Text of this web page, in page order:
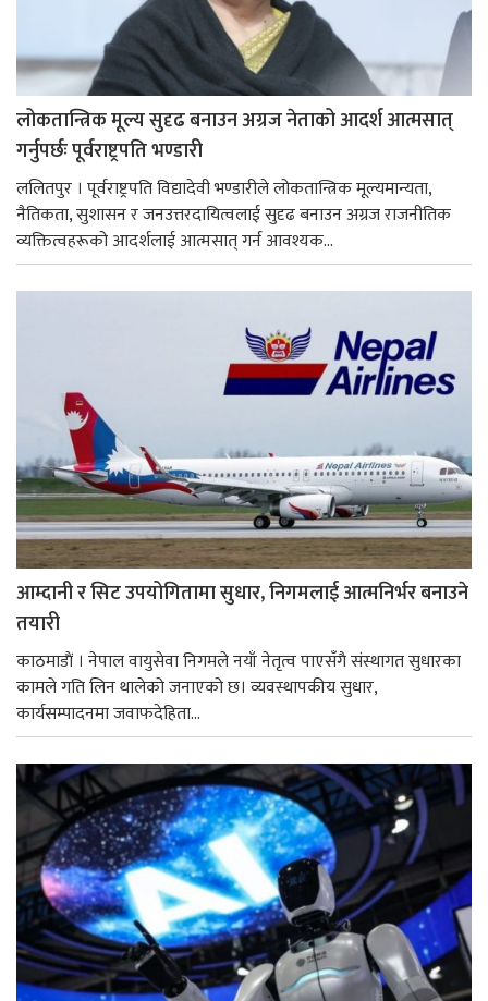
लोकतान्त्रिक मूल्य सुदृढ बनाउन अग्रज नेताको आदर्श आत्मसात्
गर्नुपर्छः पूर्वराष्ट्रपति भण्डारी
ललितपुर । पूर्वराष्ट्रपति विद्यादेवी भण्डारीले लोकतान्त्रिक मूल्यमान्यता,
नैतिकता, सुशासन र जनउत्तरदायित्वलाई सुदृढ बनाउन अग्रज राजनीतिक
व्यक्तित्वहरूको आदर्शलाई आत्मसात् गर्न आवश्यक...
आम्दानी र सिट उपयोगितामा सुधार, निगमलाई आत्मनिर्भर बनाउने
तयारी
काठमाडाैं । नेपाल वायुसेवा निगमले नयाँ नेतृत्व पाएसँगै संस्थागत सुधारका
कामले गति लिन थालेको जनाएको छ। व्यवस्थापकीय सुधार,
कार्यसम्पादनमा जवाफदेहिता...